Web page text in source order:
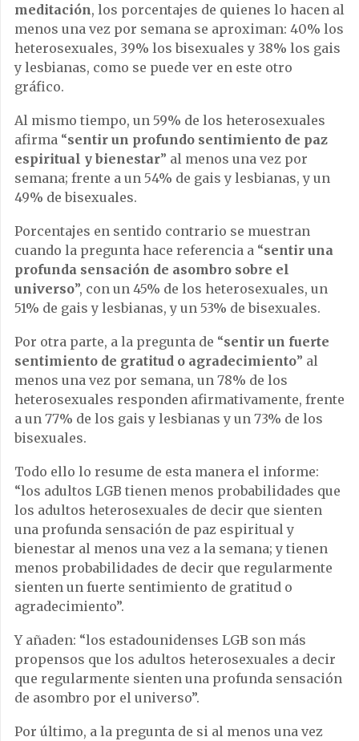
meditación, los porcentajes de quienes lo hacen al
menos una vez por semana se aproximan: 40% los
heterosexuales, 39% los bisexuales y 38% los gais
y lesbianas, como se puede ver en este otro
gráfico.
Al mismo tiempo, un 59% de los heterosexuales
afirma “sentir un profundo sentimiento de paz
espiritual y bienestar” al menos una vez por
semana; frente a un 54% de gais y lesbianas, y un
49% de bisexuales.
Porcentajes en sentido contrario se muestran
cuando la pregunta hace referencia a “sentir una
profunda sensación de asombro sobre el
universo”, con un 45% de los heterosexuales, un
51% de gais y lesbianas, y un 53% de bisexuales.
Por otra parte, a la pregunta de “sentir un fuerte
sentimiento de gratitud o agradecimiento” al
menos una vez por semana, un 78% de los
heterosexuales responden afirmativamente, frente
a un 77% de los gais y lesbianas y un 73% de los
bisexuales.
Todo ello lo resume de esta manera el informe:
“los adultos LGB tienen menos probabilidades que
los adultos heterosexuales de decir que sienten
una profunda sensación de paz espiritual y
bienestar al menos una vez a la semana; y tienen
menos probabilidades de decir que regularmente
sienten un fuerte sentimiento de gratitud o
agradecimiento”.
Y añaden: “los estadounidenses LGB son más
propensos que los adultos heterosexuales a decir
que regularmente sienten una profunda sensación
de asombro por el universo”.
Por último, a la pregunta de si al menos una vez